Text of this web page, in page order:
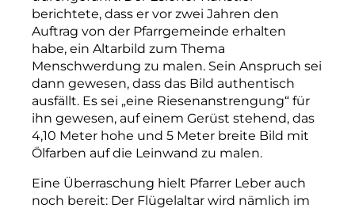
berichtete, dass er vor zwei Jahren den
Auftrag von der Pfarrgemeinde erhalten
habe, ein Altarbild zum Thema
Menschwerdung zu malen. Sein Anspruch sei
dann gewesen, dass das Bild authentisch
ausfällt. Es sei „eine Riesenanstrengung“ für
ihn gewesen, auf einem Gerüst stehend, das
4,10 Meter hohe und 5 Meter breite Bild mit
Ölfarben auf die Leinwand zu malen.
Eine Überraschung hielt Pfarrer Leber auch
noch bereit: Der Flügelaltar wird nämlich im